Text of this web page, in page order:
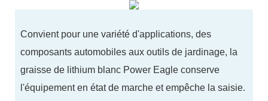
Convient pour une variété d'applications, des
composants automobiles aux outils de jardinage, la
graisse de lithium blanc Power Eagle conserve
l'équipement en état de marche et empêche la saisie.